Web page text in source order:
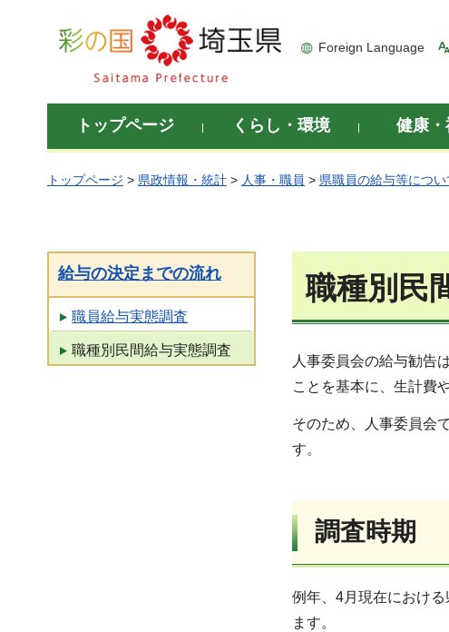
彩の国 埼玉県
Foreign Language
トップページ くらし・環境 健康・
トップページ > 県政情報・統計 > 人事・職員 > 県職員の給与等につい
給与の決定までの流れ
職員給与実態調査
職種別民間給与実態調査
職種別民
人事委員会の給与勧告
ことを基本に、生計費
そのため、人事委員会
す。
調査時期
例年、4月現在におけ
ます。